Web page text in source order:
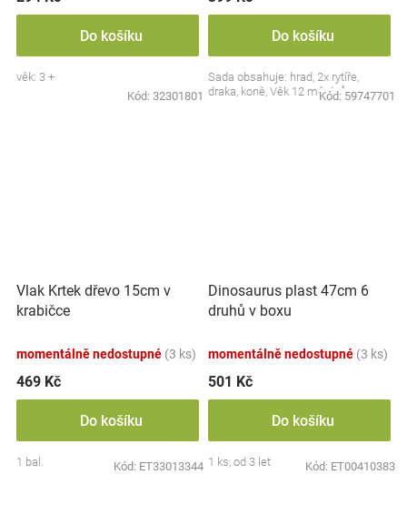
Do košíku
věk: 3 +
Kód: 32301801
Do košíku
Sada obsahuje: hrad, 2x rytíře,
draka, koně, Věk 12 měsíců+
Kód: 59747701
Vlak Krtek dřevo 15cm v
krabičce
momentálně nedostupné (3 ks)
469 Kč
Do košíku
1 bal. Kód: ET33013344
Dinosaurus plast 47cm 6
druhů v boxu
momentálně nedostupné (3 ks)
501 Kč
Do košíku
1 ks, od 3 let Kód: ET00410383